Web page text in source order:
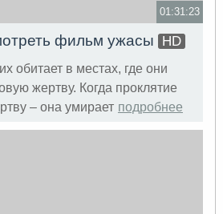
01:31:23
фильм ужасы HD
обитает в местах, где они
жертву. Когда проклятие
– она умирает подробнее